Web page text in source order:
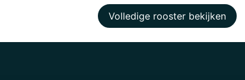
Volledige rooster bekijken